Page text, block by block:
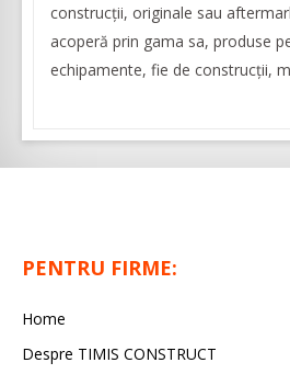
construcţii, originale sau
acoperă prin gama sa, produse
echipamente, fie de construcţii,
PENTRU FIRME:
Home
Despre TIMIS CONSTRUCT